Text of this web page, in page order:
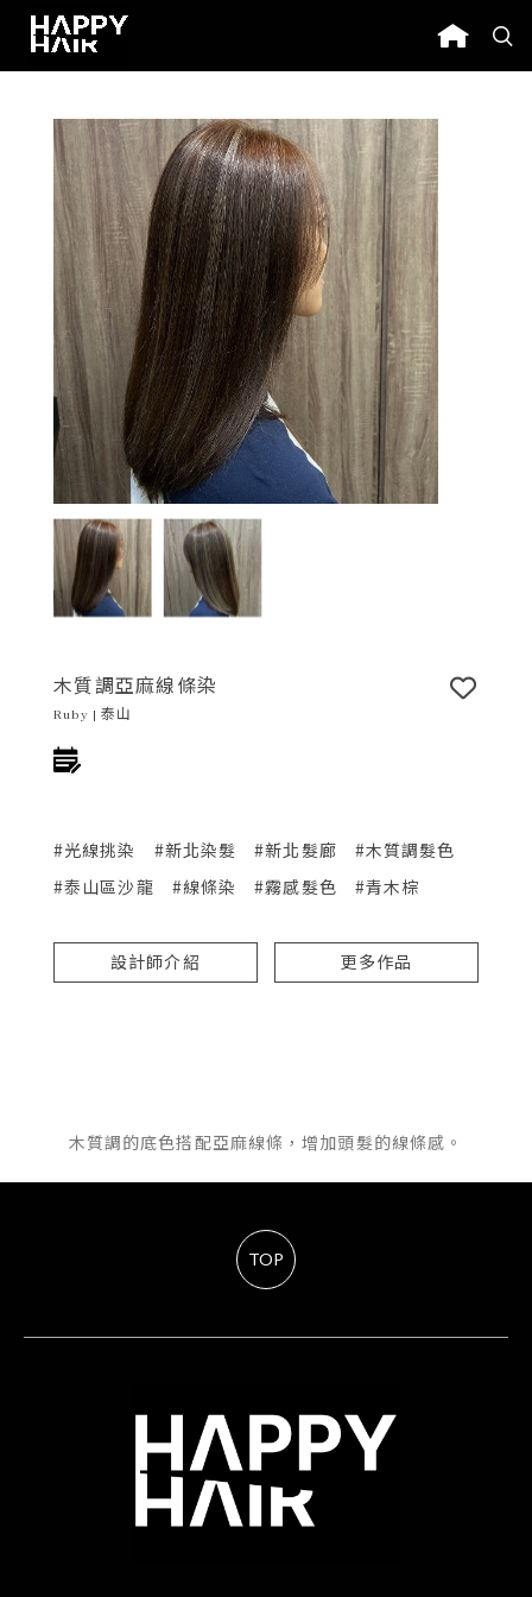
木質調亞麻線條染
Ruby | 泰山
#光線挑染 #新北染髮 #新北髮廊
#木質調髮色
#泰山區沙龍
#線條染 #霧感髮色 #青木棕
設計師介紹 更多作品
木質調的底色搭配亞麻線條，增加頭髮的線條感。
TOP